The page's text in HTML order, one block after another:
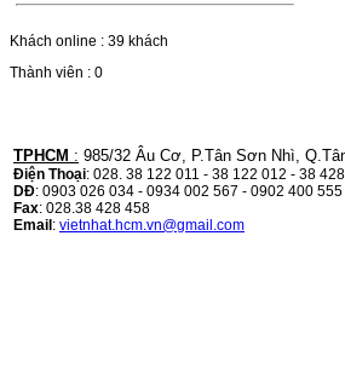
Chọn mua
HỘP MỰC CANON CRG-070
HỘP MỰC CANON CRG-070 CHO DÒNG
MÁY LBP 243/MF 461DW MÃ HỘP MỰC:–
Hộp mực Canon CRG-070– Loại mực: Mực
in laser trắng đenSỬ DỤNG CHO MÁY IN:–
Khách online : 39 khách
Thành viên : 0
TPHCM : 985/32 Âu Cơ, P.Tân Sơn Nhì,
Điện Thoại: 028. 38 122 011 - 38 122 012 - 38
DĐ: 0903 026 034 - 0934 002 567 - 0902 400 555
Fax: 028.38 428 458
Email: vietnhat.hcm.vn@gmail.com